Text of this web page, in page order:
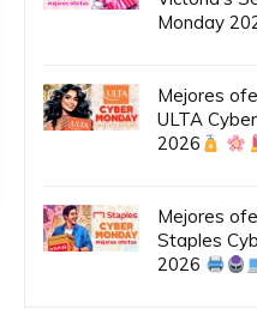
Monday
Mejores
ULTA
2026
Mejores
Staples
2026